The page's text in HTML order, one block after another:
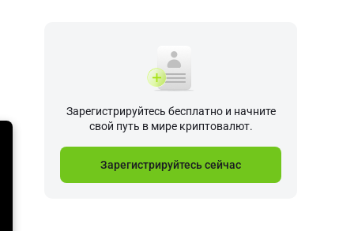
Зарегистрируйтесь бесплатно и начните
свой путь в мире криптовалют.
Зарегистрируйтесь сейчас